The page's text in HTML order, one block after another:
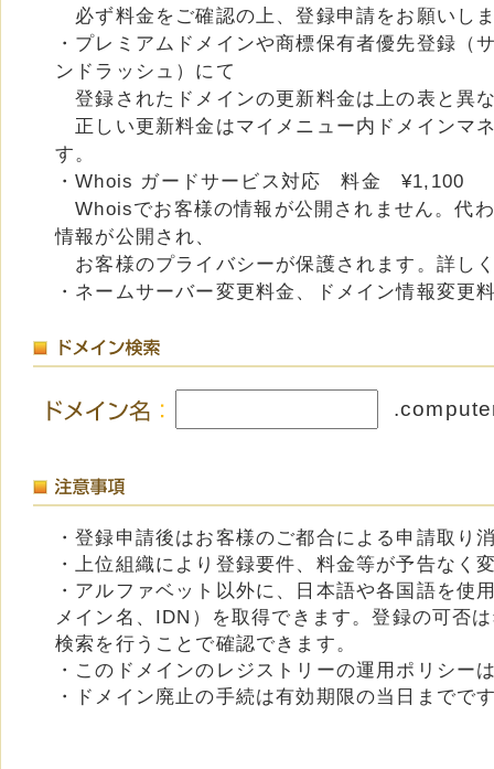
必ず料金をご確認の上、登録申請をお願いし
・プレミアムドメインや商標保有者優先登録（
ンドラッシュ）にて
登録されたドメインの更新料金は上の表と異
正しい更新料金はマイメニュー内ドメインマ
す。
・Whois ガードサービス対応 料金 ¥1,100
Whoisでお客様の情報が公開されません。代
情報が公開され、
お客様のプライバシーが保護されます。詳し
・ネームサーバー変更料金、ドメイン情報変更
・登録申請後はお客様のご都合による申請取り
・上位組織により登録要件、料金等が予告なく
・アルファベット以外に、日本語や各国語を使
メイン名、IDN）を取得できます。登録の可否
検索を行うことで確認できます。
・このドメインのレジストリーの運用ポリシー
・ドメイン廃止の手続は有効期限の当日までで